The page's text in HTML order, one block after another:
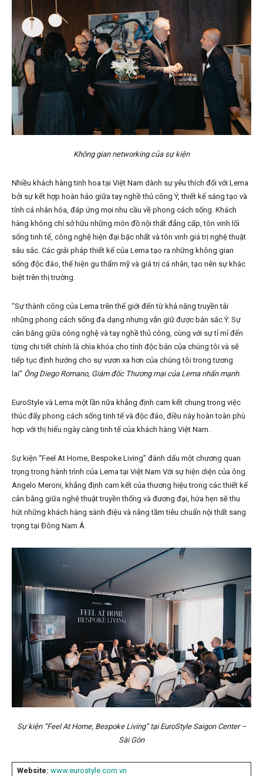
Không gian networking của sự kiện
Nhiều khách hàng tinh hoa tại Việt Nam dành sự yêu thích đối với Lema
bởi sự kết hợp hoàn hảo giữa tay nghề thủ công Ý, thiết kế sáng tạo và
tính cá nhân hóa, đáp ứng mọi nhu cầu về phong cách sống. Khách
hàng không chỉ sở hữu những món đồ nội thất đẳng cấp, tôn vinh lối
sống tinh tế, công nghệ hiện đại bậc nhất và tôn vinh giá trị nghệ thuật
sâu sắc. Các giải pháp thiết kế của Lema tạo ra những không gian
sống độc đáo, thể hiện gu thẩm mỹ và giá trị cá nhân, tạo nên sự khác
biệt trên thị trường.
“Sự thành công của Lema trên thế giới đến từ khả năng truyền tải
những phong cách sống đa dạng nhưng vẫn giữ được bản sắc Ý. Sự
cân bằng giữa công nghệ và tay nghề thủ công, cùng với sự tỉ mỉ đến
từng chi tiết chính là chìa khóa cho tính độc bản của chúng tôi và sẽ
tiếp tục định hướng cho sự vươn xa hơn của chúng tôi trong tương
lai” Ông Diego Romano, Giám đốc Thương mại của Lema nhấn mạnh.
EuroStyle và Lema một lần nữa khẳng định cam kết chung trong việc
thúc đẩy phong cách sống tinh tế và độc đáo, điều này hoàn toàn phù
hợp với thị hiếu ngày càng tinh tế của khách hàng Việt Nam.
Sự kiện “Feel At Home, Bespoke Living” đánh dấu một chương quan
trọng trong hành trình của Lema tại Việt Nam Với sự hiện diện của ông
Angelo Meroni, khẳng định cam kết của thương hiệu trong các thiết kế
cân bằng giữa nghệ thuật truyền thống và đương đại, hứa hẹn sẽ thu
hút những khách hàng sành điệu và nâng tầm tiêu chuẩn nội thất sang
trọng tại Đông Nam Á.
Sự kiện “Feel At Home, Bespoke Living” tại EuroStyle Saigon Center –
Sài Gòn
Website: www.eurostyle.com.vn